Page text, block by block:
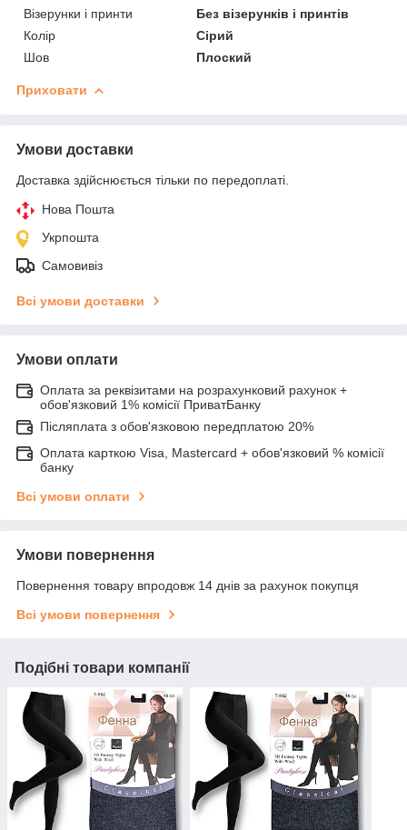
Візерунки і принти
Без візерунків і принтів
Колір
Сірий
Шов
Плоский
Приховати
Умови доставки
Доставка здійснюється тільки по передоплаті.
Нова Пошта
Укрпошта
Самовивіз
Всі умови доставки
Умови оплати
Оплата за реквізитами на розрахунковий рахунок +
обов'язковий 1% комісії ПриватБанку
Післяплата з обов'язковою передплатою 20%
Оплата карткою Visa, Mastercard + обов'язковий % комісії
банку
Всі умови оплати
Умови повернення
Повернення товару впродовж 14 днів за рахунок покупця
Всі умови повернення
Подібні товари компанії